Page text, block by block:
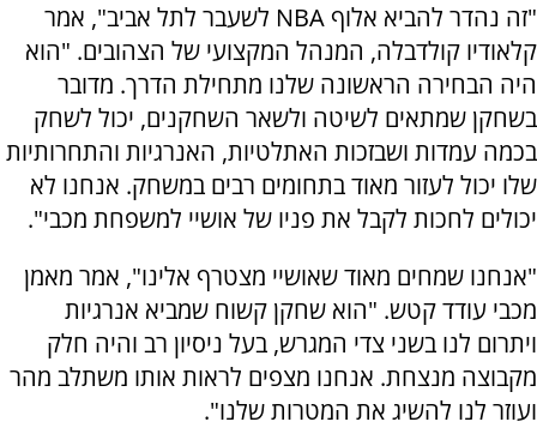
"זה נהדר להביא אלוף NBA לשעבר לתל אביב", אמר
קלאודיו קולדבלה, המנהל המקצועי של הצהובים. "הוא
היה הבחירה הראשונה שלנו מתחילת הדרך. מדובר
בשחקן שמתאים לשיטה ולשאר השחקנים, יכול לשחק
בכמה עמדות ושבזכות האתלטיות, האנרגיות והתחרותיות
שלו יכול לעזור מאוד בתחומים רבים במשחק. אנחנו לא
יכולים לחכות לקבל את פניו של אושיי למשפחת מכבי".
"אנחנו שמחים מאוד שאושיי מצטרף אלינו", אמר מאמן
מכבי עודד קטש. "הוא שחקן קשוח שמביא אנרגיות
ויתרום לנו בשני צדי המגרש, בעל ניסיון רב והיה חלק
מקבוצה מנצחת. אנחנו מצפים לראות אותו משתלב מהר
ועוזר לנו להשיג את המטרות שלנו".